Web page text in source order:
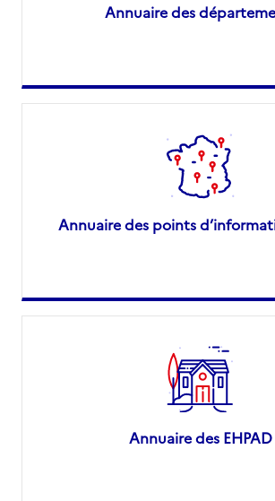
Annuaire des
Annuaire des points
Annuaire des EHPAD